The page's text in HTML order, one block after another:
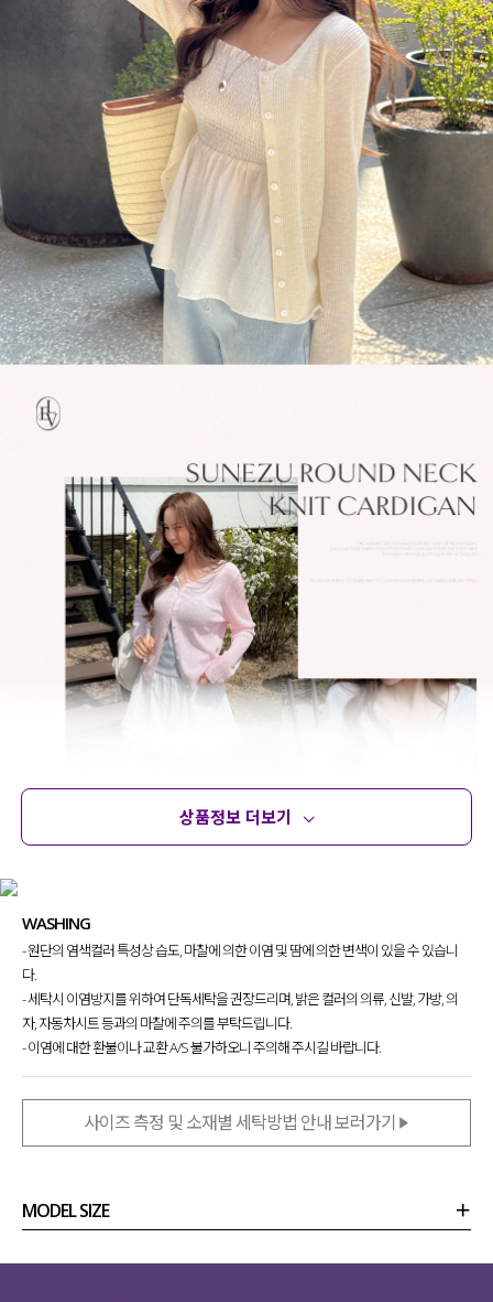
상품정보 더보기
WASHING
- 원단의 염색컬러 특성상 습도, 마찰에 의한 이염 및 땀에 의한 변색이 있을 수 있습니
다.
- 세탁시 이염방지를 위하여 단독세탁을 권장드리며, 밝은 컬러의 의류, 신발, 가방, 의
자, 자동차시트 등과의 마찰에 주의를 부탁드립니다.
- 이염에 대한 환불이나 교환 A/S 불가하오니 주의해 주시길 바랍니다.
사이즈 측정 및 소재별 세탁방법 안내 보러가기
MODEL SIZE